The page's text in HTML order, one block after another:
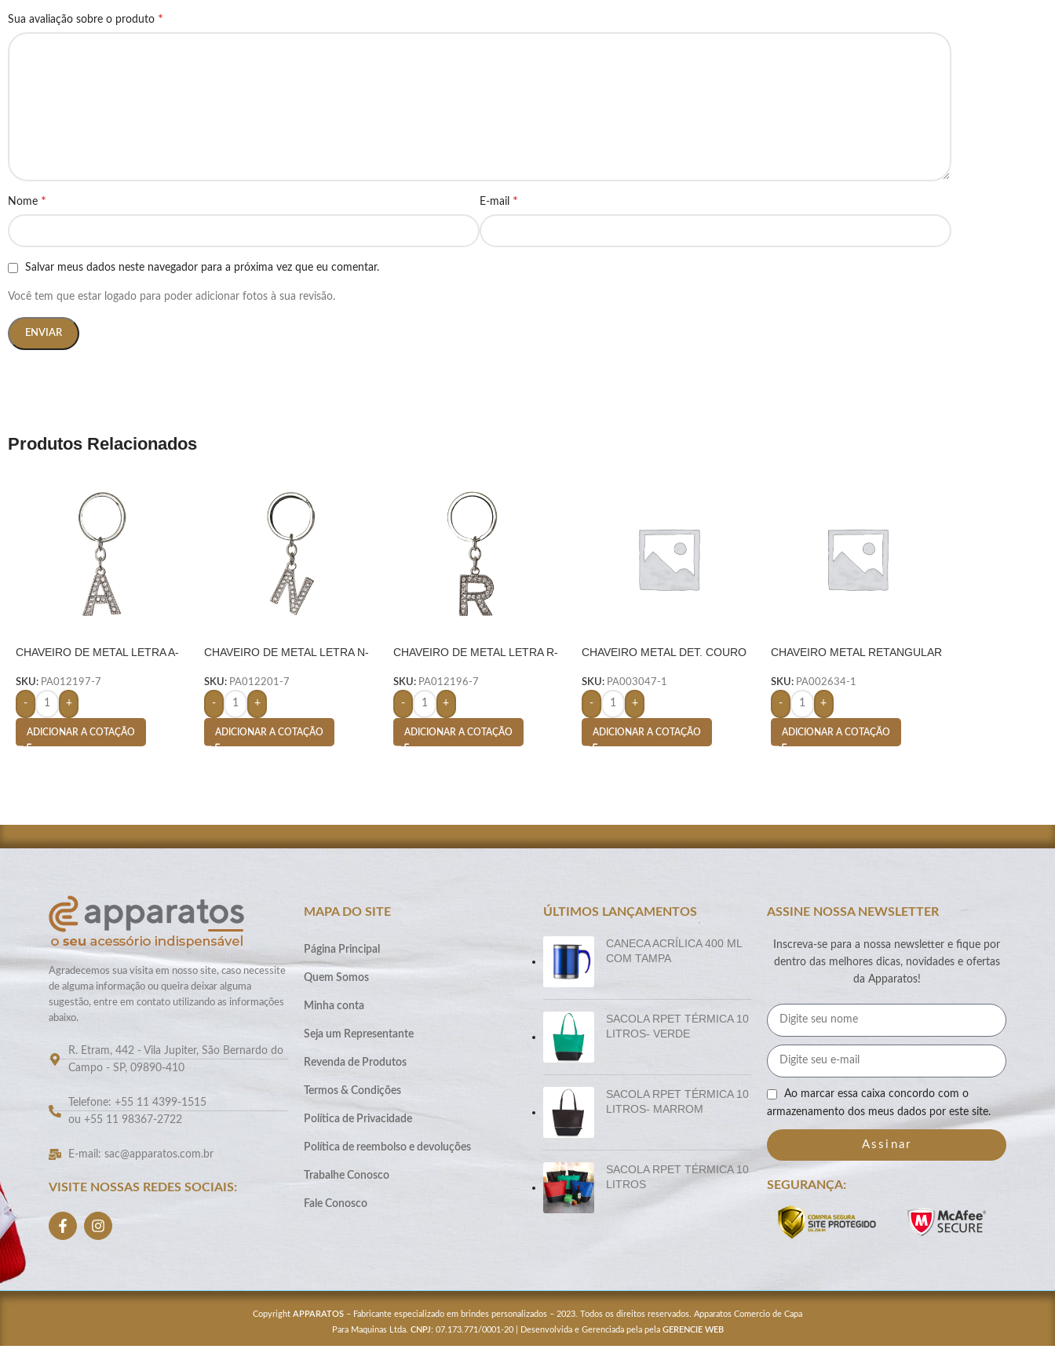
Sua avaliação sobre o produto *
Nome * E-mail *
Salvar meus dados neste navegador para a próxima vez que eu comentar.
Você tem que estar logado para poder adicionar fotos à sua revisão.
Produtos Relacionados
CHAVEIRO DE METAL LETRA A-
SKU: PA012197-7
- +
ADICIONAR A COTAÇÃO
CHAVEIRO DE METAL LETRA N-
SKU: PA012201-7
- +
ADICIONAR A COTAÇÃO
CHAVEIRO DE METAL LETRA R-
SKU: PA012196-7
- +
ADICIONAR A COTAÇÃO
CHAVEIRO METAL DET. COURO
SKU: PA003047-1
- +
ADICIONAR A COTAÇÃO
CHAVEIRO METAL RETANGULAR
SKU: PA002634-1
- +
ADICIONAR A COTAÇÃO
Agradecemos sua visita em nosso site, caso necessite
de alguma informação ou queira deixar alguma
sugestão, entre em contato utilizando as informações
abaixo.
R. Etram, 442 - Vila Jupiter, São Bernardo do
Campo - SP, 09890-410
Telefone: +55 11 4399-1515
ou +55 11 98367-2722
E-mail: sac@apparatos.com.br
VISITE NOSSAS REDES SOCIAIS:
MAPA DO SITE
Página Principal
Quem Somos
Minha conta
Seja um Representante
Revenda de Produtos
Termos & Condições
Política de Privacidade
Política de reembolso e devoluções
Trabalhe Conosco
Fale Conosco
ÚLTIMOS LANÇAMENTOS
CANECA ACRÍLICA 400 ML
COM TAMPA
SACOLA RPET TÉRMICA 10
LITROS- VERDE
SACOLA RPET TÉRMICA 10
LITROS- MARROM
SACOLA RPET TÉRMICA 10
LITROS
ASSINE NOSSA NEWSLETTER
Inscreva-se para a nossa newsletter e fique por
dentro das melhores dicas, novidades e ofertas
da Apparatos!
Ao marcar essa caixa concordo com o
armazenamento dos meus dados por este site.
Assinar
SEGURANÇA:
Copyright APPARATOS – Fabricante especializado em brindes personalizados – 2023. Todos os direitos reservados. Apparatos Comercio de Capa
Para Maquinas Ltda. CNPJ: 07.173.771/0001-20 | Desenvolvida e Gerenciada pela pela GERENCIE WEB